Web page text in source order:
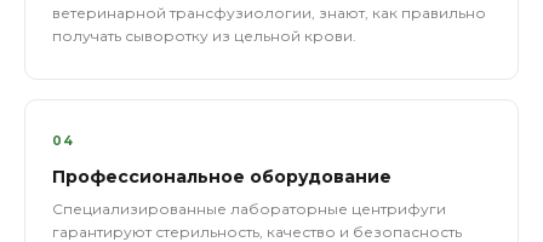
ветеринарной трансфузиологии, знают, как правильно
получать сыворотку из цельной крови.
04
Профессиональное оборудование
Специализированные лабораторные центрифуги
гарантируют стерильность, качество и безопасность